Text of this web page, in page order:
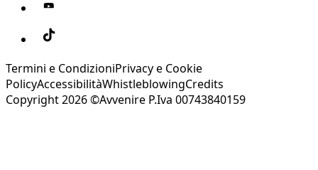
Termini e CondizioniPrivacy e Cookie
PolicyAccessibilitàWhistleblowingCredits
Copyright 2026 ©Avvenire P.Iva 00743840159